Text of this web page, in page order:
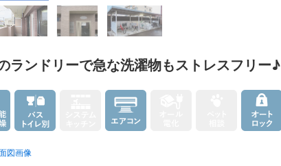
ランドリーで急な洗濯物もストレスフリー♪
図画像